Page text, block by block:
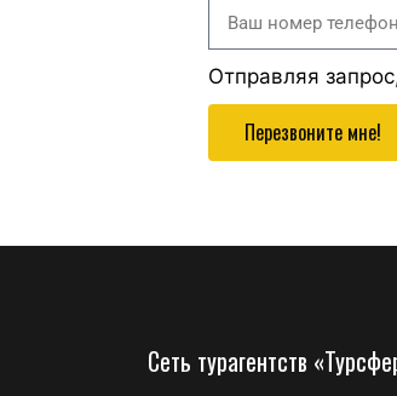
Отправляя
Перезвоните мне!
Сеть турагентств